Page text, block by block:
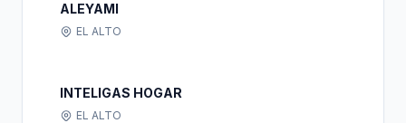
ALEYAMI
EL ALTO
INTELIGAS HOGAR
EL ALTO